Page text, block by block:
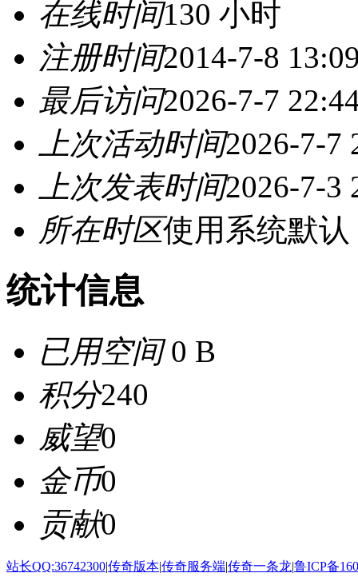
在线时间130 小时
注册时间2014-7-8
最后访问2026-7-7
上次活动时间2026-7-7
上次发表时间2026-7-3
所在时区使用系统默认
统计信息
已用空间0 B
积分240
威望0
金币0
贡献0
站长QQ:36742300|传奇版本|传奇服务端|传奇一条龙|鲁ICP备